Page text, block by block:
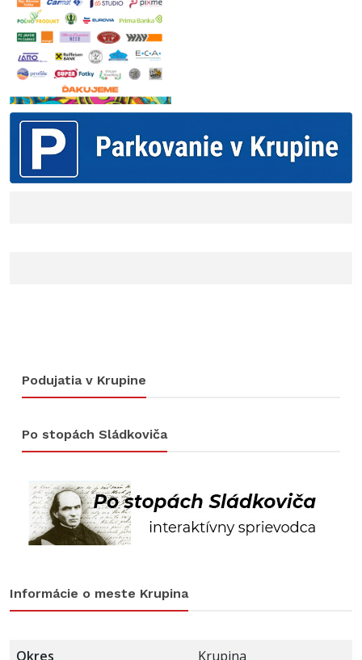
Podujatia v Krupine
Po stopách Sládkoviča
Informácie o meste Krupina
Okres Krupina